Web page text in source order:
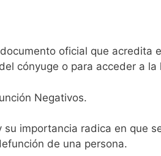
oficial que acredita
cónyuge o para acceder a la
Negativos.
importancia radica en que
de una persona.